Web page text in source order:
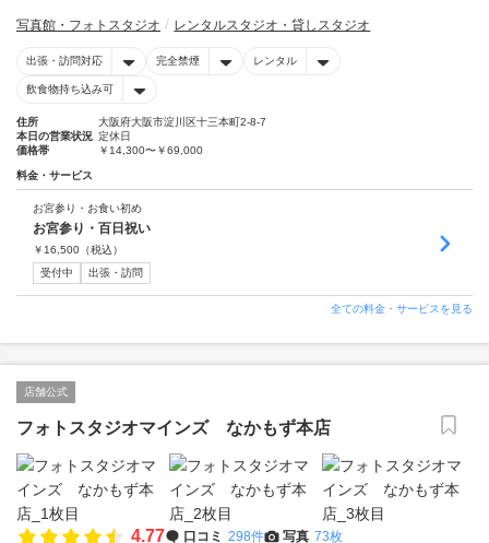
写真館・フォトスタジオ レンタルスタジオ・貸しスタジオ
出張・訪問対応 完全禁煙 レンタル
飲食物持ち込み可
住所
大阪府大阪市淀川区十三本町2-8-7
本日の営業状況 定休日
価格帯
￥14,300〜￥69,000
料金・サービス
お宮参り・お食い初め
お宮参り・百日祝い
￥ 16,500 （税込）
受付中
出張・訪問
全ての料金・サービスを見る
店舗公式
フォトスタジオマインズ なかもず本店
4.77 口コミ 298件 写真 73枚